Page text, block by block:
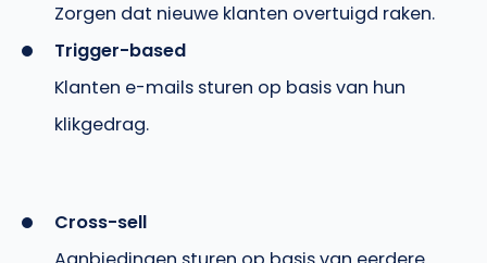
Zorgen dat nieuwe klanten overtuigd raken.
Trigger-based
Klanten e-mails sturen op basis van hun
klikgedrag.
Cross-sell